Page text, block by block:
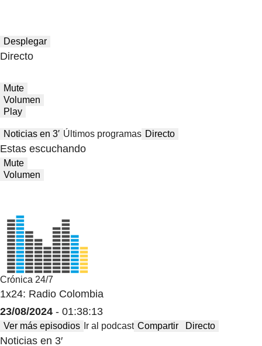
Desplegar
Directo
Mute
Volumen
Play
Noticias en 3′ Últimos programas Directo
Estas escuchando
Mute
Volumen
Crónica 24/7
1x24: Radio Colombia
23/08/2024 - 01:38:13
Ver más episodios Ir al podcast Compartir Directo
Noticias en 3′